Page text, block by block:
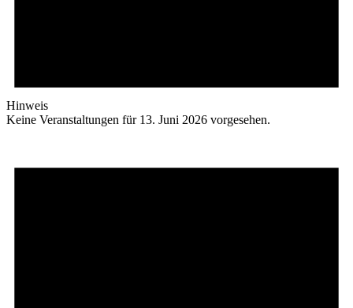
Hinweis
Keine Veranstaltungen für 13. Juni 2026 vorgesehen.